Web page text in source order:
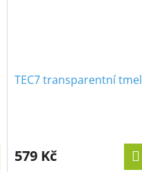
TEC7 transparentní tmel
produktu
je
579 Kč